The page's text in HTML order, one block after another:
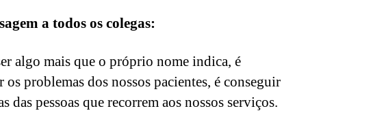
a todos os colegas:
algo mais que o próprio nome indica, é
os problemas dos nossos pacientes, é conseguir
das pessoas que recorrem aos nossos serviços.